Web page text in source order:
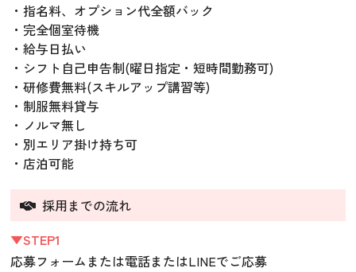
・指名料、オプション代全額バック
・完全個室待機
・給与日払い
・シフト自己申告制(曜日指定・短時間勤務可)
・研修費無料(スキルアップ講習等)
・制服無料貸与
・ノルマ無し
・別エリア掛け持ち可
・店泊可能
採用までの流れ
▼STEP1
応募フォームまたは電話またはLINEでご応募